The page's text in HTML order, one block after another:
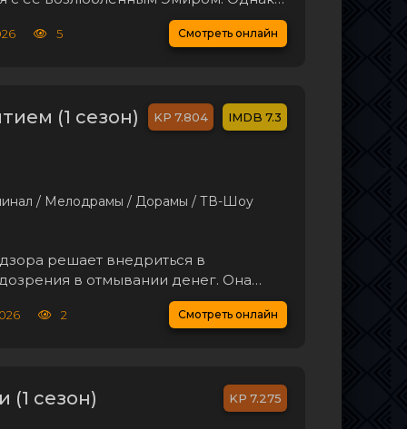
её сестры Гюльдже, нуждающейся
и семья вынуждена покинуть
5 Смотреть онлайн
(1 сезон) 7.804 7.3
/ Мелодрамы / Дорамы / ТВ-Шоу
решает внедриться в
в отмывании денег. Она
тайн и неясностей, погружаясь в
стать решающим. Находясь под
2 Смотреть онлайн
(1 сезон) 7.275